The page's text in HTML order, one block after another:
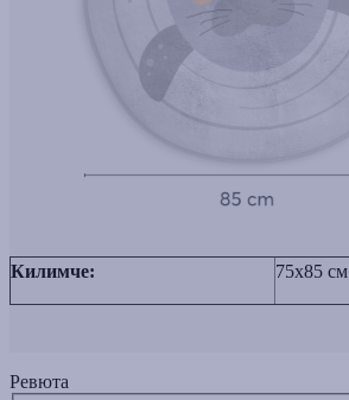
Килимче: 75x85 см
Ревюта